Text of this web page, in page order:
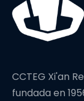
CCTEG Xi'an
fundada en